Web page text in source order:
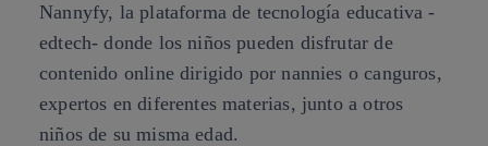
Nannyfy, la plataforma de tecnología educativa -
edtech- donde los niños pueden disfrutar de
contenido online dirigido por nannies o canguros,
expertos en diferentes materias, junto a otros
niños de su misma edad.